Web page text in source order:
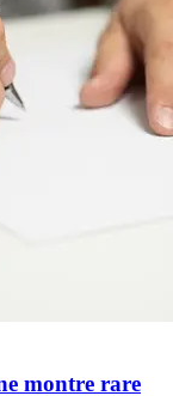
montre rare